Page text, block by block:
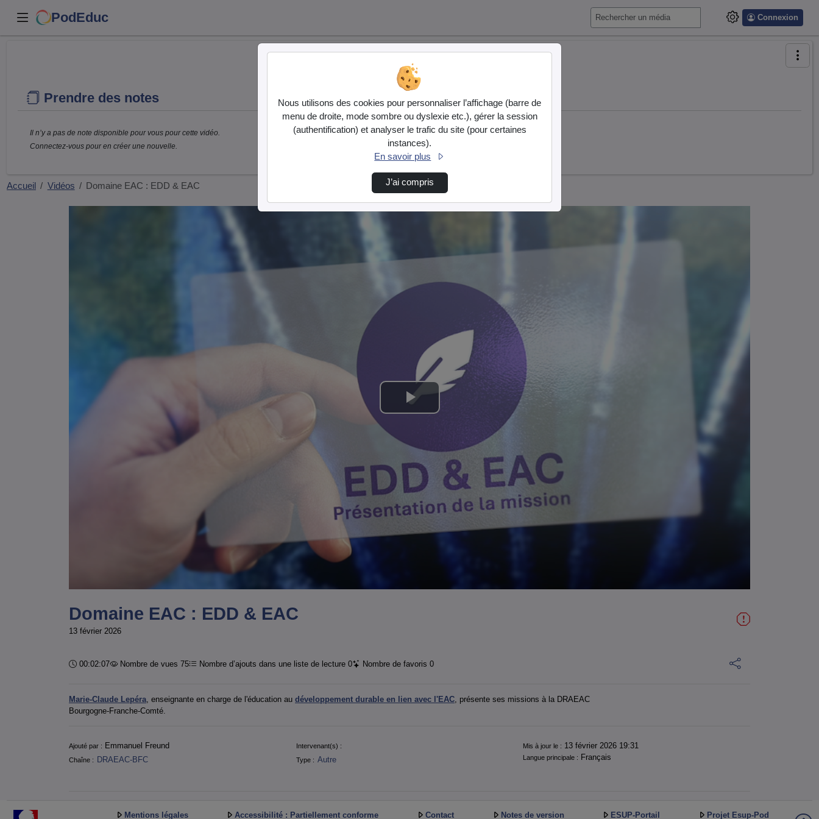
PodEduc Connexion
Prendre des notes
Il n’y a pas de note disponible pour vous pour cette vidéo.
Connectez-vous pour en créer une nouvelle.
Accueil Vidéos Domaine EAC : EDD & EAC
Lire
la
vidéo
Domaine EAC : EDD & EAC
13 février 2026
Durée :
00:02:07 Nombre de vues 75 Nombre d’ajouts dans une liste de lecture 0 Nombre de favoris 0
Marie-Claude Lepéra , enseignante en charge de l'éducation au développement durable en lien avec l'EAC , présente ses missions à la DRAEAC
Bourgogne-Franche-Comté.
Informations
Ajouté par : Emmanuel Freund Intervenant(s) : Mis à jour le : 13 février 2026 19:31
Chaîne : DRAEAC-BFC Type : Autre Langue principale : Français
Mentions légales Accessibilité : Partiellement conforme Contact Notes de version ESUP-Portail Projet Esup-Pod
Nous utilisons des cookies pour personnaliser l’affichage (barre de
menu de droite, mode sombre ou dyslexie etc.), gérer la session
(authentification) et analyser le trafic du site (pour certaines
instances).
En savoir plus
J’ai compris